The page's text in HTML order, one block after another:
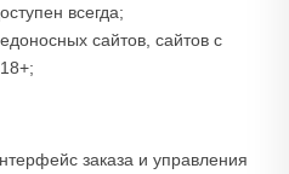
всегда;
сайтов, сайтов с
заказа и управления